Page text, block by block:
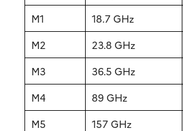
M1
18.7 GHz
M2
23.8 GHz
M3
36.5 GHz
M4
89 GHz
M5
157 GHz